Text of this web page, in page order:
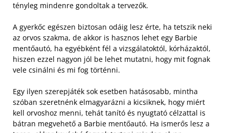
tényleg mindenre gondoltak a tervezők.
A gyerkőc egészen biztosan odáig lesz érte, ha tetszik neki
az orvos szakma, de akkor is hasznos lehet egy Barbie
mentőautó, ha egyébként fél a vizsgálatoktól, kórházaktól,
hiszen ezzel nagyon jól be lehet mutatni, hogy mit fognak
vele csinálni és mi fog történni.
Egy ilyen szerepjáték sok esetben hatásosabb, mintha
szóban szeretnénk elmagyarázni a kicsiknek, hogy miért
kell orvoshoz menni, tehát tanító és nyugtató célzattal is
bátran megvehető a Barbie mentőautó. Ha ismerős lesz a